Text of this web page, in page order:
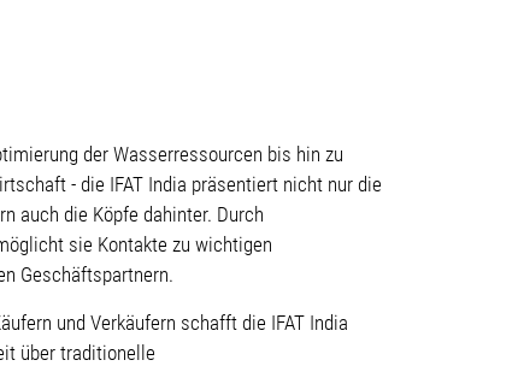
der Wasserressourcen bis hin zu
- die IFAT India präsentiert nicht nur die
auch die Köpfe dahinter. Durch
sie Kontakte zu wichtigen
Geschäftspartnern.
und Verkäufern schafft die IFAT India
über traditionelle